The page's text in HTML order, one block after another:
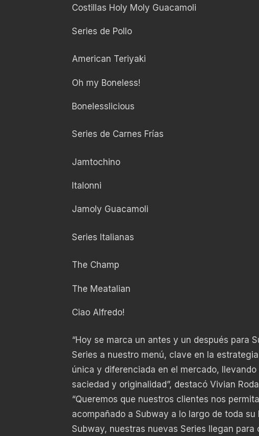
Costillas Holy Moly Guacamoli
Series de Pollo
American Teriyaki
Oh my Boneless!
Bonelesslicious
Series de Carnes Frías
Jamtochino
Italonni
Jamoly Guacamoli
Series Italianas
The Champ
The Meatalian
Ciao Alfredo!
“Hoy se marca un antes y un después para
Series a nuestro menú, clave en la
única y diferenciada en el mercado,
saciedad y originalidad”, destacó Vivian
“Queremos que nuestros clientes nos
acompañado a Subway a lo largo de toda
Subway, nuestras nuevas Series llegan